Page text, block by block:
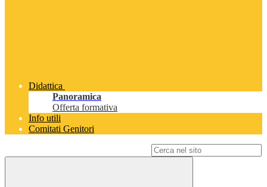
Didattica
Panoramica
Offerta formativa
Info utili
Comitati Genitori